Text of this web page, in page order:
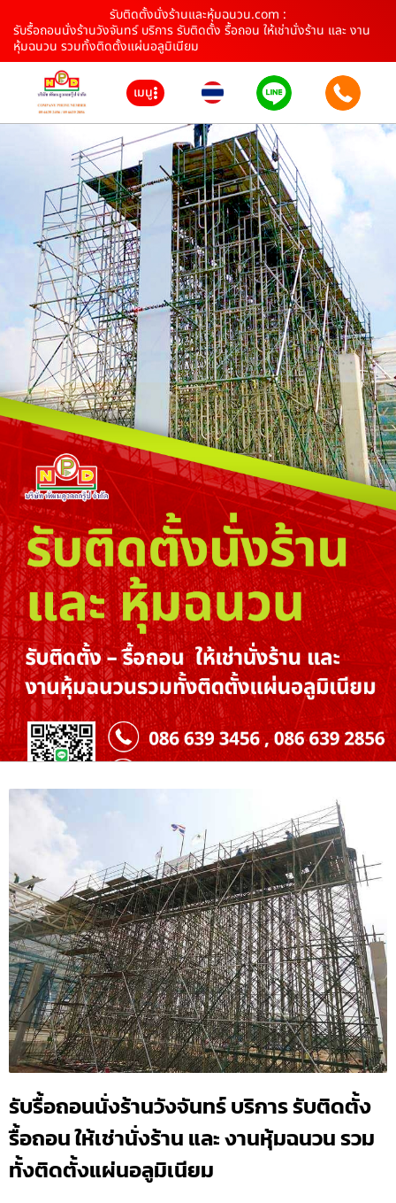
รับติดตั้งนั่งร้านและหุ้มฉนวน.com :
รับรื้อถอนนั่งร้านวังจันทร์ บริการ รับติดตั้ง รื้อถอน ให้เช่านั่งร้าน และ งาน
หุ้มฉนวน รวมทั้งติดตั้งแผ่นอลูมิเนียม
เมนู
รับรื้อถอนนั่งร้านวังจันทร์ บริการ รับติดตั้ง
รื้อถอน ให้เช่านั่งร้าน และ งานหุ้มฉนวน รวม
ทั้งติดตั้งแผ่นอลูมิเนียม